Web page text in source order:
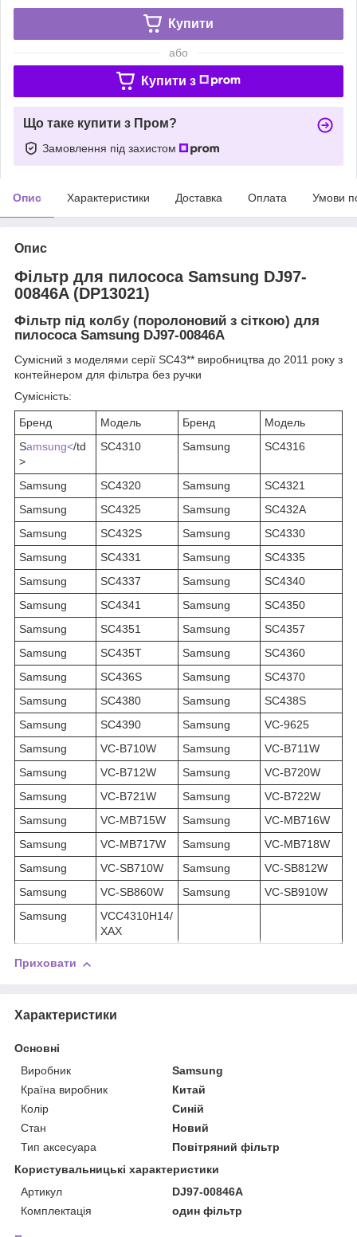
Купити
або
Купити з
Що таке купити з Пром?
Замовлення під захистом
Опис Характеристики Доставка Оплата Умови
Опис
Фільтр для пилососа Samsung DJ97-
00846A (DP13021)
Фільтр під колбу (поролоновий з сіткою) для
пилососа Samsung DJ97-00846A
Сумісний з моделями серії SC43** виробництва до 2011 року з
контейнером для фільтра без ручки
Сумісність:
Бренд Модель Бренд
Модель
Samsung</td
>
SC4310 Samsung SC4316
Samsung SC4320 Samsung
SC4321
Samsung
SC4325 Samsung
SC432A
Samsung
SC432S Samsung
SC4330
Samsung
SC4331 Samsung
SC4335
Samsung
SC4337 Samsung
SC4340
Samsung
SC4341 Samsung
SC4350
Samsung
SC4351 Samsung
SC4357
Samsung
SC435T Samsung
SC4360
Samsung
SC436S Samsung
SC4370
Samsung
SC4380 Samsung
SC438S
Samsung
SC4390 Samsung
VC-9625
Samsung
VC-B710W Samsung
VC-B711W
Samsung
VC-B712W Samsung
VC-B720W
Samsung
VC-B721W Samsung
VC-B722W
Samsung
VC-MB715W Samsung
VC-MB716W
Samsung
VC-MB717W Samsung
VC-MB718W
Samsung
VC-SB710W Samsung
VC-SB812W
Samsung
VC-SB860W Samsung
VC-SB910W
Samsung
VCC4310H14/
XAX
Приховати
Характеристики
Основні
Виробник
Samsung
Країна виробник
Китай
Колір
Синій
Стан
Новий
Тип аксесуара
Повітряний фільтр
Користувальницькі характеристики
Артикул
DJ97-00846A
Комплектація
один фільтр